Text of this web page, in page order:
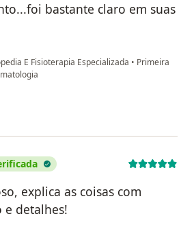
bastante claro em suas
E Fisioterapia Especializada • Primeira
Rodrigues
explica as coisas com
e detalhes!